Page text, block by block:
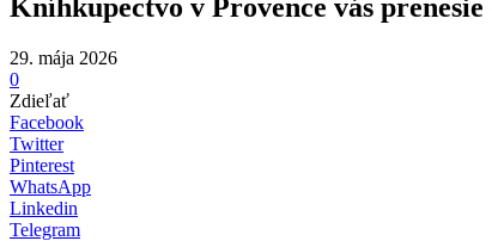
Kníhkupectvo v Provence vás
29. mája 2026
0
Zdieľať
Facebook
Twitter
Pinterest
WhatsApp
Linkedin
Telegram